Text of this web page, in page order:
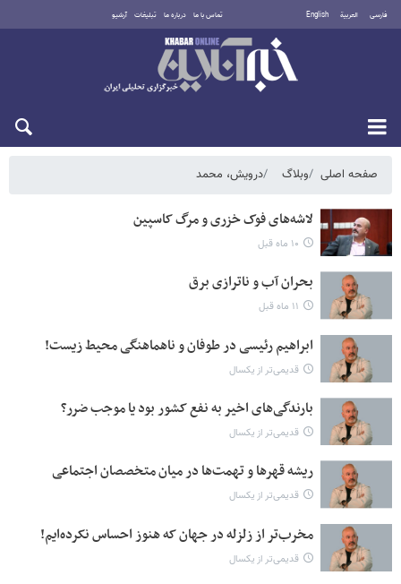
فارسی العربية English تماس با ما درباره ما تبلیغات آرشیو
شنبه ۱۷ مرداد ۱۴۰۵
صفحه اصلی وبلاگ درویش، محمد
لاشه‌های فوک خزری و مرگ کاسپین
۱۰ ماه قبل
بحران آب و ناترازی برق
۱۱ ماه قبل
ابراهیم رئیسی در طوفان‌ و ناهماهنگی محیط زیست!
قدیمی‌تر از یکسال
بارندگی‌های اخیر به نفع کشور بود یا موجب ضرر؟
قدیمی‌تر از یکسال
ریشه قهرها و تهمت‌ها در میان متخصصان اجتماعی
قدیمی‌تر از یکسال
مخرب‌تر از زلزله در جهان که هنوز احساس نکرده‌ایم!
قدیمی‌تر از یکسال